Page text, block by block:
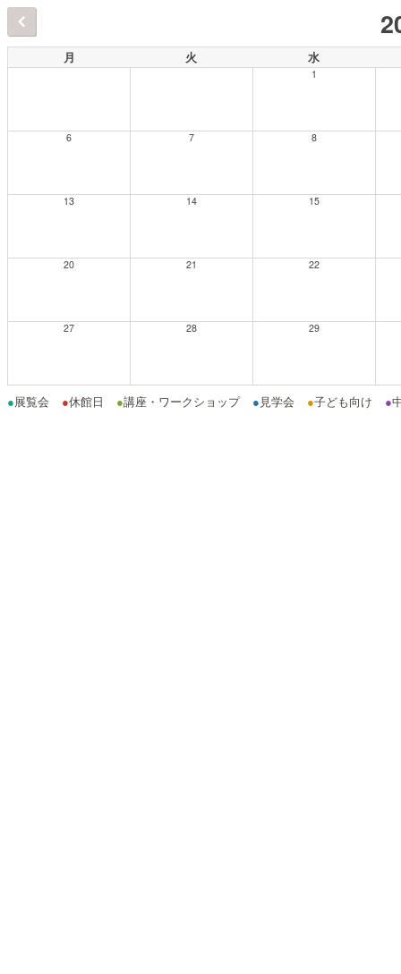
月 火 水
1
6 7 8
13 14 15
20 21 22
27 28 29
●展覧会 ●休館日 ●講座・ワークショップ ● 見学会 ●子ども向け ●